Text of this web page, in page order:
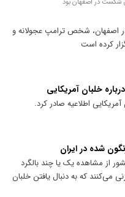
شکست در اصفهان بود
اصفهان، شخص ترامپ عجولانه و
کرده است
خلبان آمریکایی
اطلاعیه صادر کرد.
شده در ایران
از مشاهده یک یا چند بالگرد
می‌کنند که به دنبال یافتن خلبان